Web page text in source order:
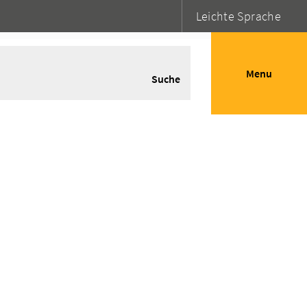
Leichte Sprache
Suche Menu